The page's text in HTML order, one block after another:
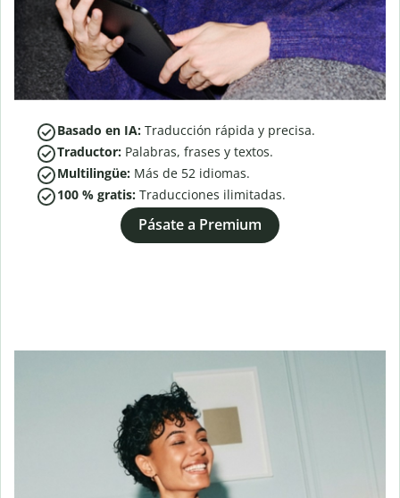
Basado en IA: Traducción rápida y precisa.
Traductor: Palabras, frases y textos.
Multilingüe: Más de 52 idiomas.
100 % gratis: Traducciones ilimitadas.
Pásate a Premium